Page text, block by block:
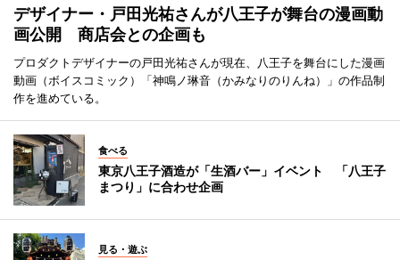
デザイナー・戸田光祐さんが八王子が舞台の漫画動
画公開 商店会との企画も
プロダクトデザイナーの戸田光祐さんが現在、八王子を舞台にした漫画
動画（ボイスコミック）「神鳴ノ琳音（かみなりのりんね）」の作品制
作を進めている。
食べる
東京八王子酒造が「生酒バー」イベント 「八王子
まつり」に合わせ企画
見る・遊ぶ